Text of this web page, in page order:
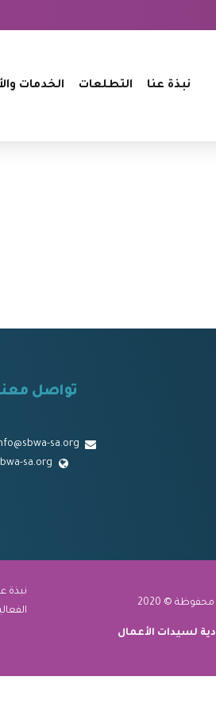
نبذة عنا التطلعات الخدمات
تواصل
sa.org
sa.org
© 2020
لسيدات الأعمال
نبذة